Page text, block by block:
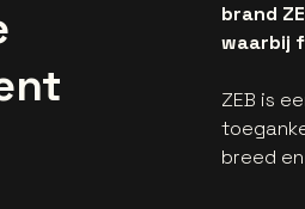
brand
waarbij
ZEB is
breed